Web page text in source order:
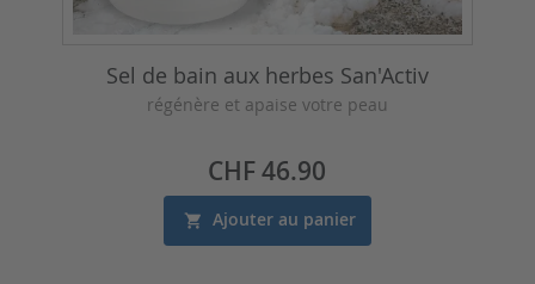
Sel de bain aux herbes San'Activ
régénère et apaise votre peau
Prix
CHF 46.90
Ajouter au panier